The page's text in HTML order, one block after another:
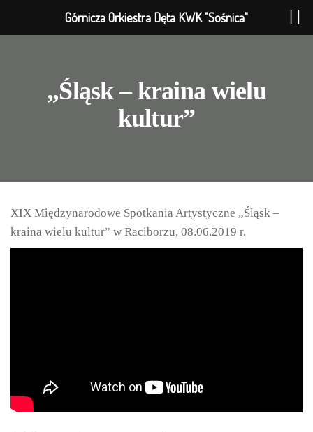
„Śląsk – kraina wielu
kultur”
XIX Międzynarodowe Spotkania Artystyczne „Śląsk –
kraina wielu kultur” w Raciborzu, 08.06.2019 r.
Górnicza Orkiestra Dęta KWK "Sośnica"